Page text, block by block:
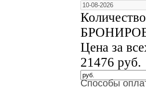
Цена за
21476 руб.
Способы